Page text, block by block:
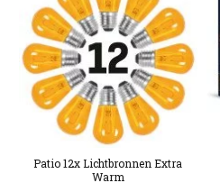
Patio 12x Lichtbronnen Extra
Warm